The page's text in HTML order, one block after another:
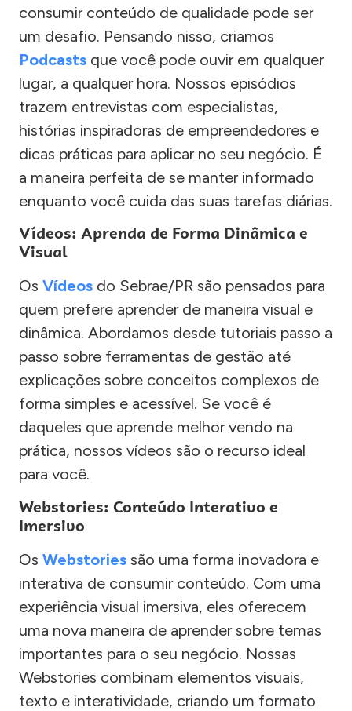
consumir conteúdo de qualidade pode ser
um desafio. Pensando nisso, criamos
Podcasts que você pode ouvir em qualquer
lugar, a qualquer hora. Nossos episódios
trazem entrevistas com especialistas,
histórias inspiradoras de empreendedores e
dicas práticas para aplicar no seu negócio. É
a maneira perfeita de se manter informado
enquanto você cuida das suas tarefas diárias.
Vídeos: Aprenda de Forma Dinâmica e
Visual
Os Vídeos do Sebrae/PR são pensados para
quem prefere aprender de maneira visual e
dinâmica. Abordamos desde tutoriais passo a
passo sobre ferramentas de gestão até
explicações sobre conceitos complexos de
forma simples e acessível. Se você é
daqueles que aprende melhor vendo na
prática, nossos vídeos são o recurso ideal
para você.
Webstories: Conteúdo Interativo e
Imersivo
Os Webstories são uma forma inovadora e
interativa de consumir conteúdo. Com uma
experiência visual imersiva, eles oferecem
uma nova maneira de aprender sobre temas
importantes para o seu negócio. Nossas
Webstories combinam elementos visuais,
texto e interatividade, criando um formato